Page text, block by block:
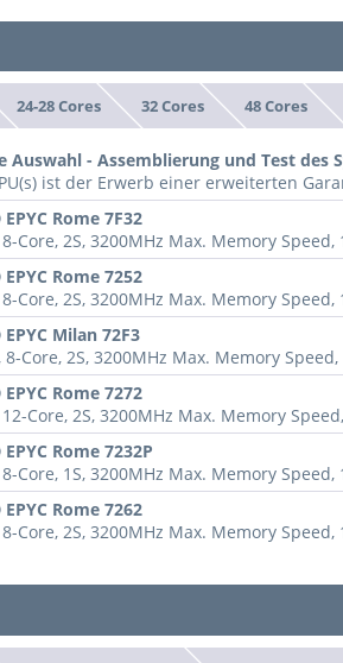
24-28 Cores 32 Cores 48 Cores
Auswahl - Assemblierung und Test des
ist der Erwerb einer erweiterten
Rome 7F32
Core, 2S, 3200MHz Max. Memory Speed,
Rome 7252
Core, 2S, 3200MHz Max. Memory Speed,
Milan 72F3
8-Core, 2S, 3200MHz Max. Memory Speed,
Rome 7272
Core, 2S, 3200MHz Max. Memory
Rome 7232P
Core, 1S, 3200MHz Max. Memory Speed,
Rome 7262
Core, 2S, 3200MHz Max. Memory Speed,